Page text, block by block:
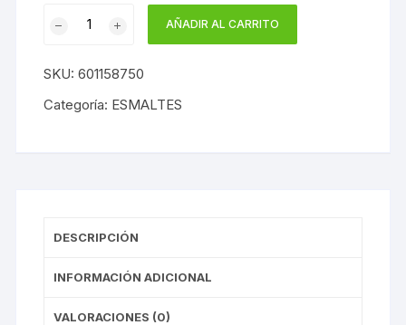
Jafep
750
AÑADIR AL CARRITO
SKU:601158750
Categoría: ESMALTES
DESCRIPCIÓN
INFORMACIÓN ADICIONAL
VALORACIONES (0)